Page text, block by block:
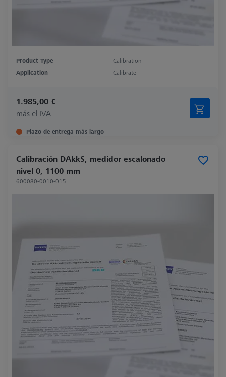
Product Type
Calibration
Application
Calibrate
1.985,00 €
más el IVA
Plazo de entrega más largo
Calibración DAkkS, medidor escalonado
nivel 0, 1100 mm
600080-0010-015